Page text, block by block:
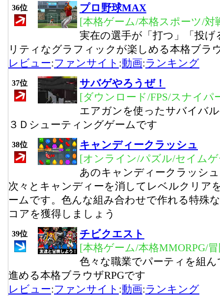
36位
プロ野球MAX
[本格ゲーム/本格スポーツ/対
実在の選手が「打つ」「投
リティなグラフィックが楽しめる本格ブラ
レビュー:ファンサイト :動画:ランキング
37位
サバゲやろうぜ！
[ダウンロード/FPS/スナイパ
エアガンを使ったサバイバ
３Ｄシューティングゲームです
38位
キャンディークラッシュ
[オンライン/パズル/セイム
あのキャンディークラッシ
次々とキャンディーを消してレベルクリア
ームです。色んな組み合わせで作れる特殊
コアを獲得しましょう
39位
チビクエスト
[本格ゲーム/本格MMORPG/
色々な職業でパーティを組
進める本格ブラウザRPGです
レビュー:ファンサイト :動画:ランキング